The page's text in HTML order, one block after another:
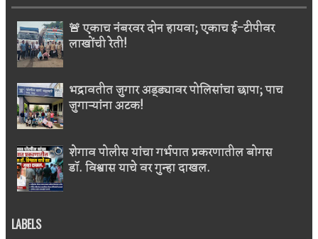
🚨 एकाच नंबरवर दोन हायवा; एकाच ई-टीपीवर
लाखोंची रेती!
भद्रावतीत जुगार अड्ड्यावर पोलिसांचा छापा; पाच
जुगाऱ्यांना अटक!
शेगाव पोलीस यांचा गर्भपात प्रकरणातील बोगस
डॉ. विश्वास याचे वर गुन्हा दाखल.
LABELS